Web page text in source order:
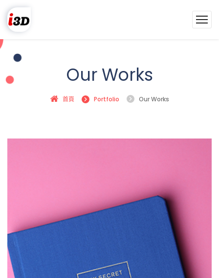
Our Works
首頁 Portfolio Our Works